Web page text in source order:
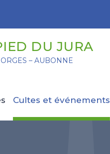
DU JURA
– AUBONNE
Cultes et événements